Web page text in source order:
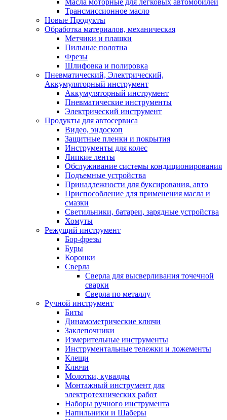
Масла моторные для легковых автомобилей
Трансмиссионное масло
Новые Продукты
Обработка материалов, механическая
Метчики и плашки
Пильные полотна
Фрезы
Шлифовка и полировка
Пневматический, Электрический,
Аккумуляторный инструмент
Аккумуляторный инструмент
Пневматические инструменты
Электрический инструмент
Продукты для автосервиса
Видео, эндоскоп
Защитные пленки и покрытия
Инструменты для колес
Липкие ленты
Обслуживание системы кондиционирования
Подъемные устройства
Принадлежности для буксирования, авто
Приспособление для применения масла и
смазки
Светильники, батареи, зарядные устройства
Хомуты
Режущий инструмент
Бор-фрезы
Буры
Коронки
Сверла
Сверла для высверливания точечной
сварки
Сверла по металлу
Ручной инструмент
Биты
Динамометрические ключи
Заклепочники
Измерительные инструменты
Инструментальные тележки и ложементы
Клещи
Ключи
Молотки, кувалды
Монтажный инструмент для
электротехнических работ
Наборы ручного инструмента
Напильники и Шаберы